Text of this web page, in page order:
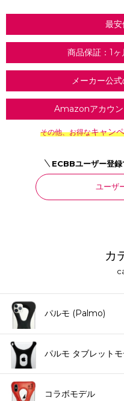
最
商品保証：1
メーカー公
Amazonアカウン
その他、お得なキャン
ECBBユーザー登
ユーザ
カ
パルモ (Palmo)
パルモ タブレット
コラボモデル